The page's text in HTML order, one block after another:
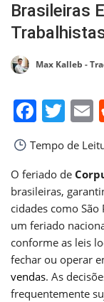
Brasileiras
Max Kalleb -
Tempo de
O feriado de
brasileiras,
cidades como São
um feriado
conforme as leis
fechar ou operar
vendas. As
frequentemente